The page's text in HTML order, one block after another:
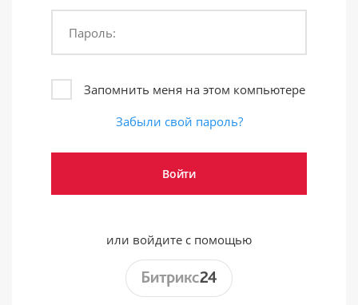
Пароль:
Запомнить меня на этом компьютере
Забыли свой пароль?
или войдите с помощью